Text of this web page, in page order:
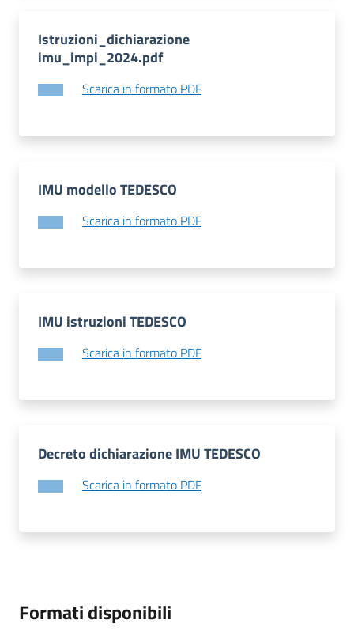
SeguiciIstruzioni_dichiarazione
imu_impi_2024.pdf
Scarica in formato PDF
IMU modello TEDESCO
Scarica in formato PDF
IMU istruzioni TEDESCO
Scarica in formato PDF
Decreto dichiarazione IMU TEDESCO
Scarica in formato PDF
Formati disponibili